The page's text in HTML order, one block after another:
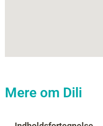
Mere om Dili